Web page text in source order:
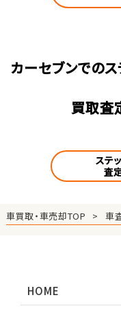
カーセブンでの
買取査
ステ
査
車買取・車売却TOP 車
HOME